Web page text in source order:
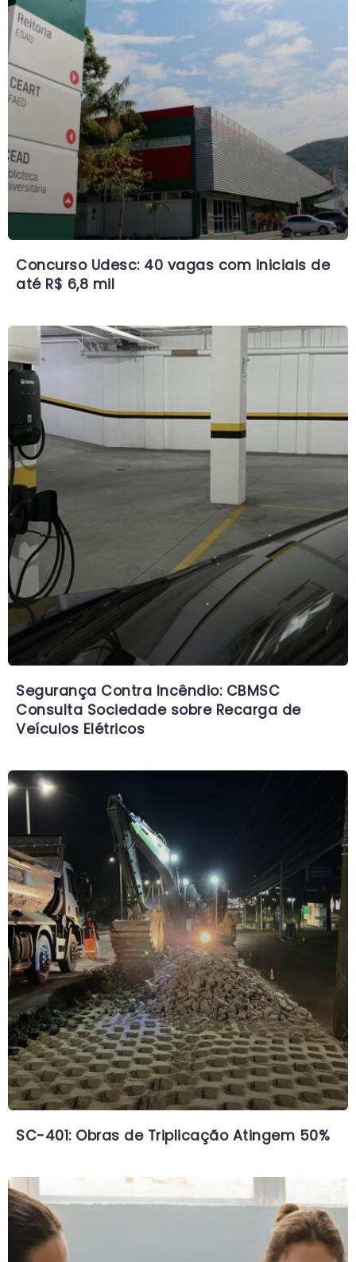
Concurso Udesc: 40 vagas com iniciais de
até R$ 6,8 mil
Segurança Contra Incêndio: CBMSC
Consulta Sociedade sobre Recarga de
Veículos Elétricos
SC-401: Obras de Triplicação Atingem 50%